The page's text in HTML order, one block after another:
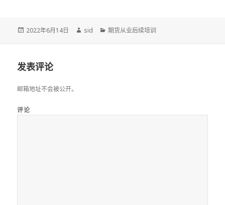
发
2022年6月14日
作
sid
分
期货从业后续培训
发表评论
邮箱地址不会被公开。
评论